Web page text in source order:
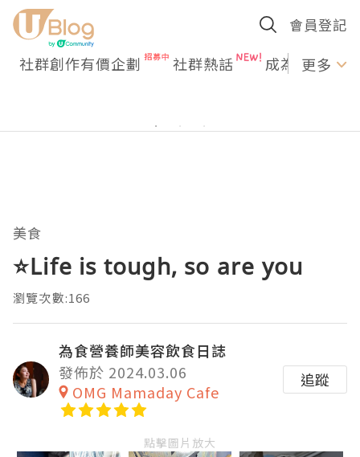
會員登記
社群創作有價企劃 社群熱話 成為U更多
美食
⭐️Life is tough, so are you
瀏覽次數:166
為食營養師美容飲食日誌
發佈於 2024.03.06
OMG Mamaday Cafe
追蹤
點擊圖片放大